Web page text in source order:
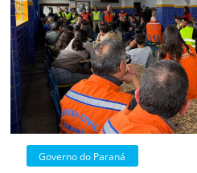
Governo do Paraná